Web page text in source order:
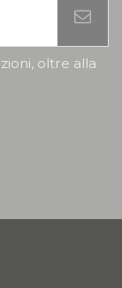
oltre alla